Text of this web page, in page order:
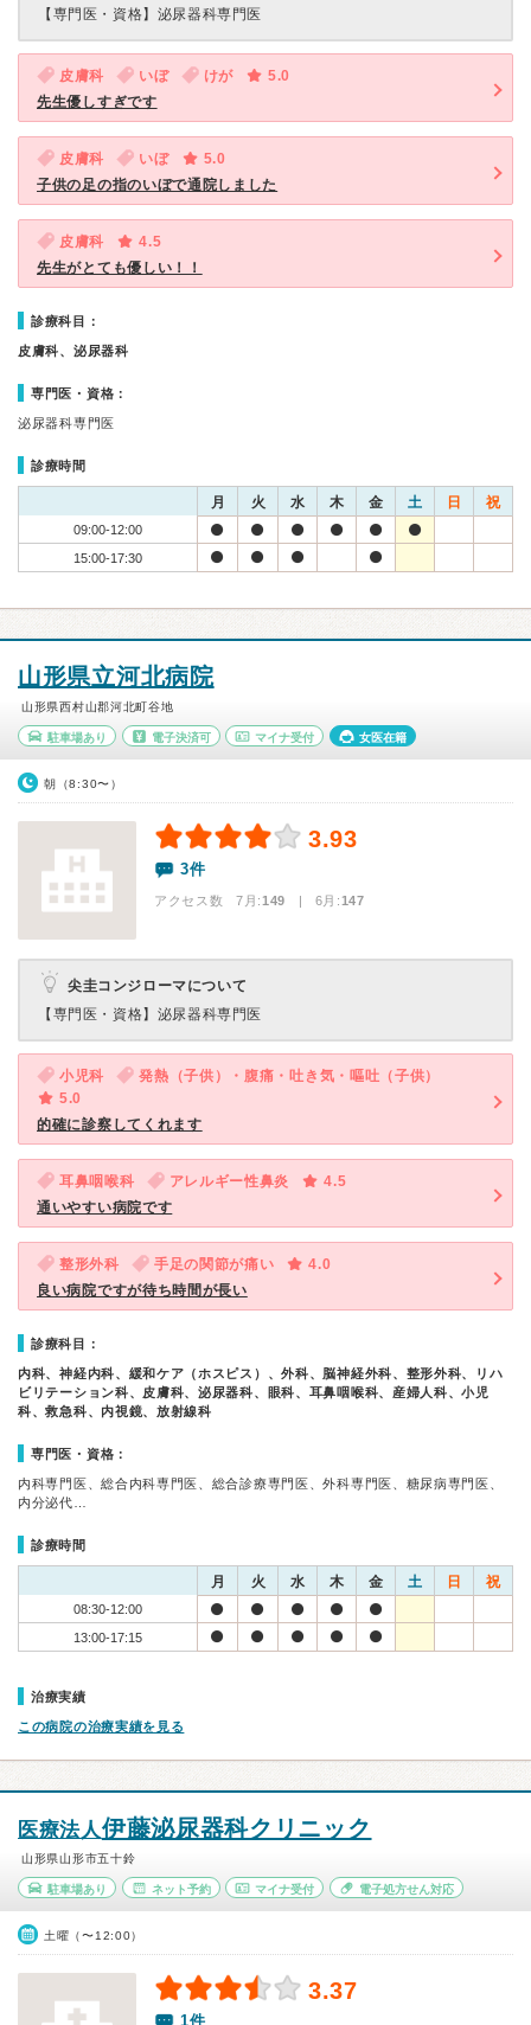
【専門医・資格】 泌尿器科専門医
皮膚科 いぼ けが
5.0
先生優しすぎです
皮膚科 いぼ
5.0
子供の足の指のいぼで通院しました
皮膚科
4.5
先生がとても優しい！！
診療科目：
皮膚科、泌尿器科
専門医・資格：
泌尿器科専門医
診療時間
月 火 水 木 金 土 日 祝
09:00-12:00
15:00-17:30
山形県立河北病院
山形県西村山郡河北町谷地
駐車場あり 電子決済可 マイナ受付 女医在籍
朝（8:30〜）
3.93
3件
アクセス数 7月:149 | 6月:147
尖圭コンジローマについて
【専門医・資格】 泌尿器科専門医
小児科
発熱（子供）・腹痛・吐き気・嘔吐（子供）
5.0
的確に診察してくれます
耳鼻咽喉科 アレルギー性鼻炎
4.5
通いやすい病院です
整形外科 手足の関節が痛い
4.0
良い病院ですが待ち時間が長い
診療科目：
内科、神経内科、緩和ケア（ホスピス）、外科、脳神経外科、整形外科、リハ
ビリテーション科、皮膚科、泌尿器科、眼科、耳鼻咽喉科、産婦人科、小児
科、救急科、内視鏡、放射線科
専門医・資格：
内科専門医、総合内科専門医、総合診療専門医、外科専門医、糖尿病専門医、
内分泌代…
診療時間
月 火 水 木 金 土 日 祝
08:30-12:00
13:00-17:15
治療実績
この病院の治療実績を見る
医療法人伊藤泌尿器科クリニック
山形県山形市五十鈴
駐車場あり ネット予約 マイナ受付 電子処方せん対応
土曜（〜12:00）
3.37
1件